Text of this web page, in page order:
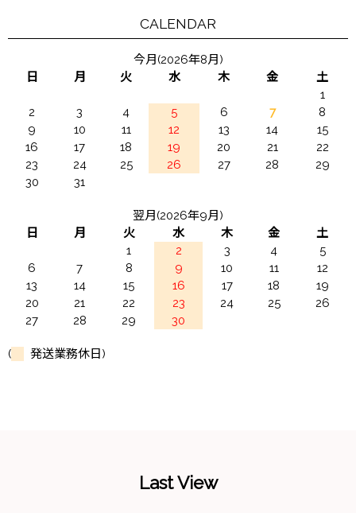
CALENDAR
今月(2026年8月)
日
月 火 水 木 金
土
1
2
3 4 5 6 7
8
9
10 11 12 13 14
15
16
17 18 19 20 21
22
23
24 25 26 27 28
29
30
31
翌月(2026年9月)
日
月 火 水 木 金
土
1
2 3 4
5
6
7 8 9 10 11
12
13
14 15 16 17 18
19
20
21 22 23 24 25
26
27
28 29 30
( 発送業務休日)
Last View